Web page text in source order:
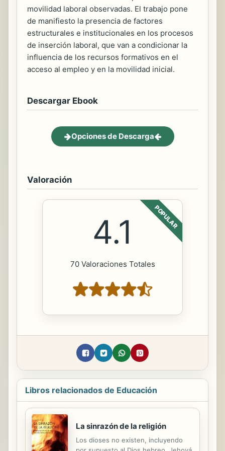
movilidad laboral observadas. El trabajo pone
de manifiesto la presencia de factores
estructurales e institucionales en los procesos
de inserción laboral, que van a condicionar la
influencia de los recursos formativos en el
acceso al empleo y en la movilidad inicial.
Descargar Ebook
Opciones de Descarga
Valoración
POPULAR
4.1
70 Valoraciones Totales
Libros relacionados de Educación
La sinrazón de la religión
Los dioses no existen, incluyendo